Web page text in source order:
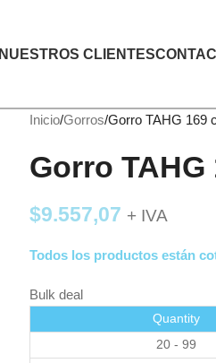
NUESTROS CLIENTES
Inicio Gorros Gorro TAHG 169
Gorro
$9.557,07 + IVA
Todos los productos están
Bulk deal
Quantity
20 - 99